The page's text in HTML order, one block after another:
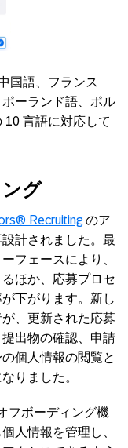
国語、フランス
ーランド語、ポル
10 言語に対応して
グ
Recruitingのア
計されました。最
フェースにより、
ほか、応募プロセ
下がります。新し
、更新された応募
出物の確認、申請
個人情報の閲覧と
りました。
フボーディング機
人情報を管理し、